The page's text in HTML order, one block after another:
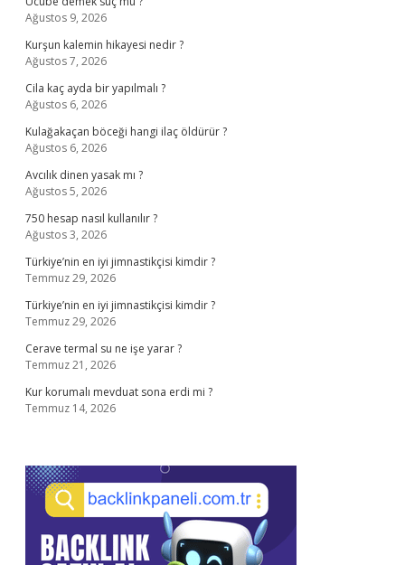
Ağustos 9, 2026
Kurşun kalemin hikayesi nedir ?
Ağustos 7, 2026
Cila kaç ayda bir yapılmalı ?
Ağustos 6, 2026
Kulağakaçan böceği hangi ilaç öldürür ?
Ağustos 6, 2026
Avcılık dinen yasak mı ?
Ağustos 5, 2026
750 hesap nasıl kullanılır ?
Ağustos 3, 2026
Türkiye’nin en iyi jimnastikçisi kimdir ?
Temmuz 29, 2026
Türkiye’nin en iyi jimnastikçisi kimdir ?
Temmuz 29, 2026
Cerave termal su ne işe yarar ?
Temmuz 21, 2026
Kur korumalı mevduat sona erdi mi ?
Temmuz 14, 2026